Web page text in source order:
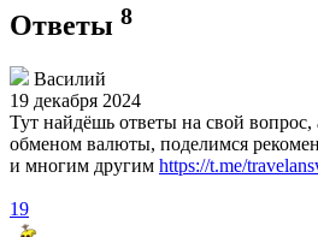
Ответы 8
Василий
19 декабря 2024
Тут найдёшь ответы на свой вопрос,
обменом валюты, поделимся
и многим другим https://t.me/
19